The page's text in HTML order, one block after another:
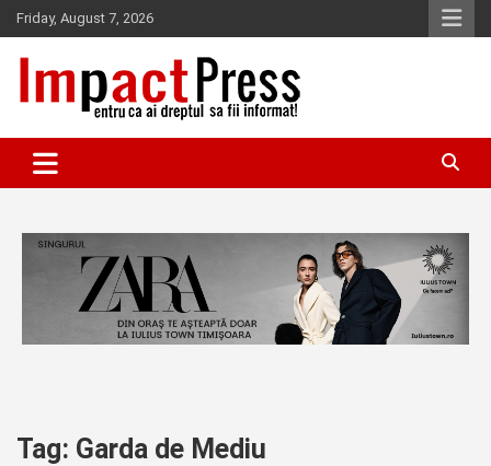
Skip
to
content
Friday, August 7, 2026
IMPACTPRESS
Tag: Garda de Mediu